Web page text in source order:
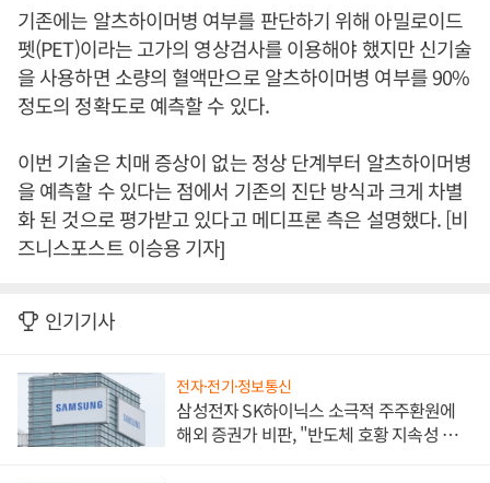
기존에는 알츠하이머병 여부를 판단하기 위해 아밀로이드
펫(PET)이라는 고가의 영상검사를 이용해야 했지만 신기술
을 사용하면 소량의 혈액만으로 알츠하이머병 여부를 90%
정도의 정확도로 예측할 수 있다.
이번 기술은 치매 증상이 없는 정상 단계부터 알츠하이머병
을 예측할 수 있다는 점에서 기존의 진단 방식과 크게 차별
화 된 것으로 평가받고 있다고 메디프론 측은 설명했다. [비
즈니스포스트 이승용 기자]
인기기사
전자·전기·정보통신
삼성전자 SK하이닉스 소극적 주주환원에
해외 증권가 비판, "반도체 호황 지속성 의